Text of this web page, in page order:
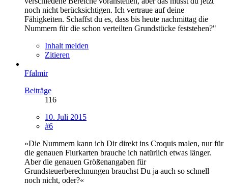
noch nicht berücksichtigen. Ich vertraue auf deine
Fähigkeiten. Schaffst du es, dass bis heute nachmittag die
Nummern für die schon verteilten Grundstücke feststehen?"
Inhalt melden
Zitieren
Ffalmir
Beiträge
116
10. Juli 2015
#6
»Die Nummern kann ich Dir direkt ins Croquis malen, nur für
die genauen Flurkarten brauche ich natürlich etwas länger.
Aber die genauen Größenangaben für
Grundsteuerberechnungen brauchst Du ja auch so schnell
noch nicht, oder?«